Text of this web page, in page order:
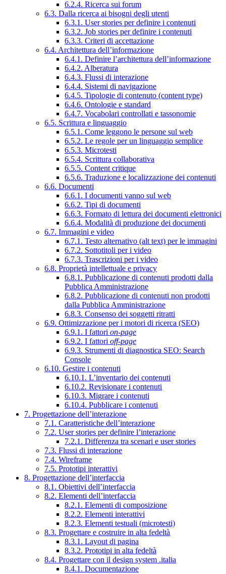
6.2.4. Ricerca sui forum
6.3. Dalla ricerca ai bisogni degli utenti
6.3.1. User stories per definire i contenuti
6.3.2. Job stories per definire i contenuti
6.3.3. Criteri di accettazione
6.4. Architettura dell’informazione
6.4.1. Definire l’architettura dell’informazione
6.4.2. Alberatura
6.4.3. Flussi di interazione
6.4.4. Sistemi di navigazione
6.4.5. Tipologie di contenuto (content type)
6.4.6. Ontologie e standard
6.4.7. Vocabolari controllati e tassonomie
6.5. Scrittura e linguaggio
6.5.1. Come leggono le persone sul web
6.5.2. Le regole per un linguaggio semplice
6.5.3. Microtesti
6.5.4. Scrittura collaborativa
6.5.5. Content critique
6.5.6. Traduzione e localizzazione dei contenuti
6.6. Documenti
6.6.1. I documenti vanno sul web
6.6.2. Tipi di documenti
6.6.3. Formato di lettura dei documenti elettronici
6.6.4. Modalità di produzione dei documenti
6.7. Immagini e video
6.7.1. Testo alternativo (alt text) per le immagini
6.7.2. Sottotitoli per i video
6.7.3. Trascrizioni per i video
6.8. Proprietà intellettuale e privacy
6.8.1. Pubblicazione di contenuti prodotti dalla
Pubblica Amministrazione
6.8.2. Pubblicazione di contenuti non prodotti
dalla Pubblica Amministrazione
6.8.3. Consenso dei soggetti ritratti
6.9. Ottimizzazione per i motori di ricerca (SEO)
6.9.1. I fattori on-page
6.9.2. I fattori off-page
6.9.3. Strumenti di diagnostica SEO: Search
Console
6.10. Gestire i contenuti
6.10.1. L’inventario dei contenuti
6.10.2. Revisionare i contenuti
6.10.3. Migrare i contenuti
6.10.4. Pubblicare i contenuti
7. Progettazione dell’interazione
7.1. Caratteristiche dell’interazione
7.2. User stories per definire l’interazione
7.2.1. Differenza tra scenari e user stories
7.3. Flussi di interazione
7.4. Wireframe
7.5. Prototipi interattivi
8. Progettazione dell’interfaccia
8.1. Obiettivi dell’interfaccia
8.2. Elementi dell’interfaccia
8.2.1. Elementi di composizione
8.2.2. Elementi interattivi
8.2.3. Elementi testuali (microtesti)
8.3. Progettare e costruire in alta fedeltà
8.3.1. Layout di pagina
8.3.2. Prototipi in alta fedeltà
8.4. Progettare con il design system .italia
8.4.1. Documentazione